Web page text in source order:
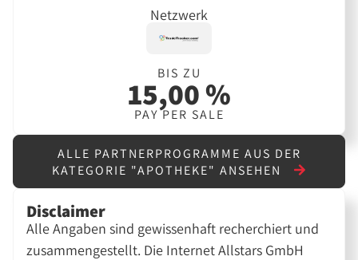
Netzwerk
BIS ZU
15,00 %
PAY PER SALE
ALLE PARTNERPROGRAMME AUS DER
KATEGORIE "APOTHEKE" ANSEHEN
Disclaimer
Alle Angaben sind gewissenhaft recherchiert und
zusammengestellt. Die Internet Allstars GmbH